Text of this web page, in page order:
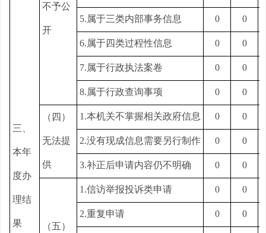
三、
本年
度办
理结
果
不予公
开
5.属于三类内部事务信息 0 0
6.属于四类过程性信息 0 0
7.属于行政执法案卷 0 0
8.属于行政查询事项 0 0
（四）
无法提
供
1.本机关不掌握相关政府信息 0 0
2.没有现成信息需要另行制作 0 0
3.补正后申请内容仍不明确 0 0
（五）
1.信访举报投诉类申请 0 0
2.重复申请 0 0